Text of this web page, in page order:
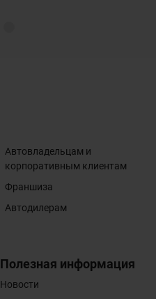
Автовладельцам и
корпоративным клиентам
Франшиза
Автодилерам
Полезная информация
Новости